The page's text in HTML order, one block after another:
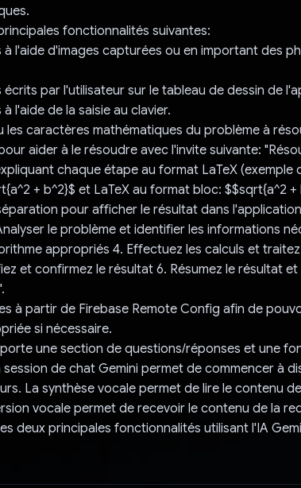
fonctionnalités suivantes:
l'aide d'images capturées ou en important des
par l'utilisateur sur le tableau de dessin de
l'aide de la saisie au clavier.
les caractères mathématiques du problème à
aider à le résoudre avec l'invite suivante:
chaque étape au format LaTeX (exemple
+ b^2}$ et LaTeX au format bloc: $$sqrt{a^2
pour afficher le résultat dans l'application
le problème et identifier les informations
appropriés 4. Effectuez les calculs et
et confirmez le résultat 6. Résumez le résultat et
à partir de Firebase Remote Config afin de
si nécessaire.
une section de questions/réponses et une
session de chat Gemini permet de commencer à
La synthèse vocale permet de lire le contenu
vocale permet de recevoir le contenu de la
deux principales fonctionnalités utilisant l'IA